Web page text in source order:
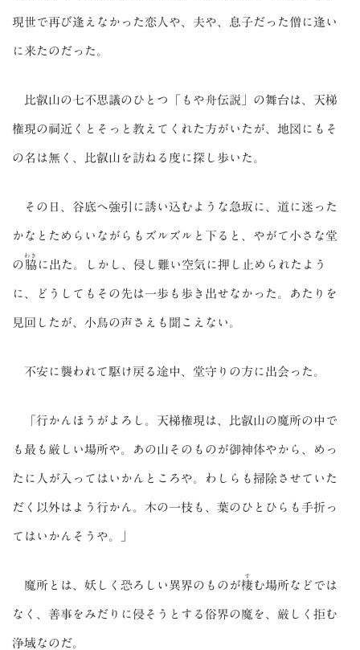
現世で再び逢えなかった恋人や、夫や、息子だった僧に逢い
に来たのだった。
比叡山の七不思議のひとつ「もや舟伝説」の舞台は、 天梯
権現の祠近くとそっと教えてくれた方がいたが、地図にもそ
の名は無く、比叡山を訪ねる度に探し歩いた。
その日、谷底へ強引に誘い込むような急坂に、道に迷った
かなとためらいながらもズルズルと下ると、やがて小さな堂
の 脇
わき
に出た。しかし、侵し難い空気に押し止められたよう
に、どうしてもその先は一歩も歩き出せなかった。あたりを
見回したが、小鳥の声さえも聞こえない。
不安に襲われて駆け戻る途中、堂守りの方に出会った。
「行かんほうがよろし。天梯権現は、比叡山の魔所の中で
も最も厳しい場所や。あの山そのものが御神体やから、めっ
たに人が入ってはいかんところや。わしらも掃除させていた
だく以外はよう行かん。木の一枝も、葉のひとひらも手折っ
てはいかんそうや。」
魔所とは、妖しく恐ろしい異界のものが棲
す
む場所などでは
なく、善事をみだりに侵そうとする俗界の魔を、厳しく拒む
浄域なのだ。